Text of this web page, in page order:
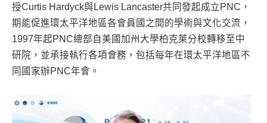
授Curtis Hardyck與Lewis Lancaster共同發起成立PNC，
期能促進環太平洋地區各會員國之間的學術與文化交流，
1997年起PNC總部自美國加州大學柏克萊分校轉移至中
研院，並承接執行各項會務，包括每年在環太平洋地區不
同國家辦PNC年會。